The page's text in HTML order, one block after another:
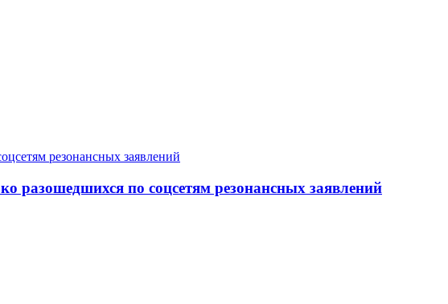
по соцсетям резонансных заявлений